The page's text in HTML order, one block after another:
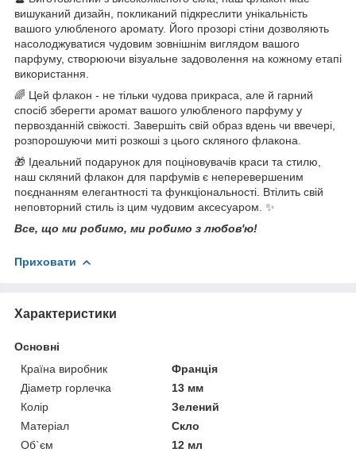
вишуканий дизайн, покликаний підкреслити унікальність
вашого улюбленого аромату. Його прозорі стіни дозволяють
насолоджуватися чудовим зовнішнім виглядом вашого
парфуму, створюючи візуальне задоволення на кожному етапі
використання.
🌈 Цей флакон - не тільки чудова прикраса, але й гарний
спосіб зберегти аромат вашого улюбленого парфуму у
первозданній свіжості. Завершіть свій образ вдень чи ввечері,
розпорошуючи миті розкоші з цього скляного флакона.
🎁 Ідеальний подарунок для поціновувачів краси та стилю,
наш скляний флакон для парфумів є неперевершеним
поєднанням елегантності та функціональності. Втілить свій
неповторний стиль із цим чудовим аксесуаром. ✨
Все, що ми робимо, ми робимо з любов'ю!
Приховати
Характеристики
Основні
Країна виробник
Франція
Діаметр горлечка
13 мм
Колір
Зелений
Матеріал
Скло
Об`єм
12 мл